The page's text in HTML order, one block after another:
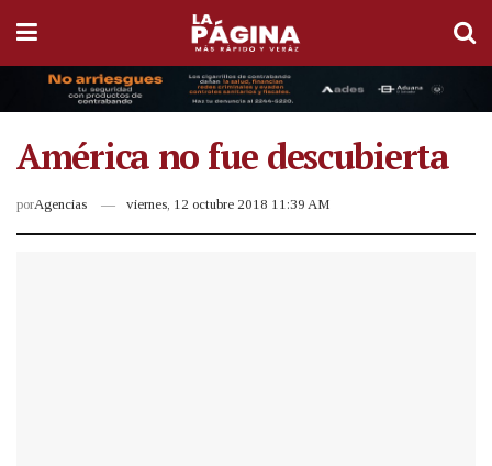
América no fue descubierta
porAgencias viernes, 12 octubre 2018 11:39 AM